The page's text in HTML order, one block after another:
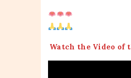
Watch the Video of